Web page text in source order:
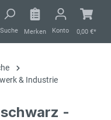
Suche Merken Konto 0,00 €*
& Industrie
-